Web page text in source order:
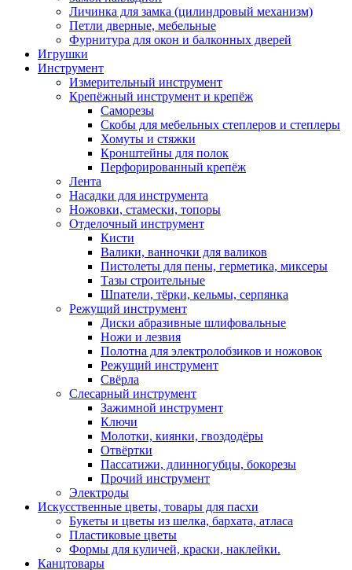
Личинка для замка (цилиндровый механизм)
Петли дверные, мебельные
Фурнитура для окон и балконных дверей
Игрушки
Инструмент
Измерительный инструмент
Крепёжный инструмент и крепёж
Саморезы
Скобы для мебельных степлеров и степлеры
Хомуты и стяжки
Кронштейны для полок
Перфорированный крепёж
Лента
Насадки для инструмента
Ножовки, стамески, топоры
Отделочный инструмент
Кисти
Валики, ванночки для валиков
Пистолеты для пены, герметика, миксеры
Тазы строительные
Шпатели, тёрки, кельмы, серпянка
Режущий инструмент
Диски абразивные шлифовальные
Ножи и лезвия
Полотна для электролобзиков и ножовок
Режущий инструмент
Свёрла
Слесарный инструмент
Зажимной инструмент
Ключи
Молотки, киянки, гвоздодёры
Отвёртки
Пассатижи, длинногубцы, бокорезы
Прочий инструмент
Электроды
Искусственные цветы, товары для пасхи
Букеты и цветы из шелка, бархата, атласа
Пластиковые цветы
Формы для куличей, краски, наклейки.
Канцтовары